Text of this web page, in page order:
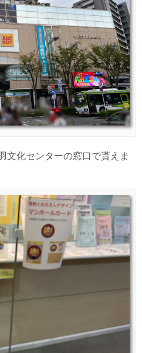
文化センターの窓口で貰えま